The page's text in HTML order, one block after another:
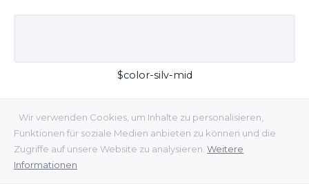
Wir verwenden Cookies, um Inhalte zu personalisieren,
Funktionen für soziale Medien anbieten zu können und die
Zugriffe auf unsere Website zu analysieren. Weitere
Informationen
$color-silv-mid